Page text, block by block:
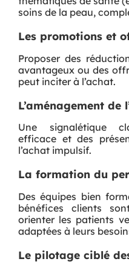
soins de la peau,
Les promotions et
Proposer des
avantageux ou des
peut inciter à l’achat.
L’aménagement de
Une signalétique
efficace et des
l’achat impulsif.
La formation du
Des équipes bien
bénéfices clients
orienter les patients
adaptées à leurs
Le pilotage ciblé